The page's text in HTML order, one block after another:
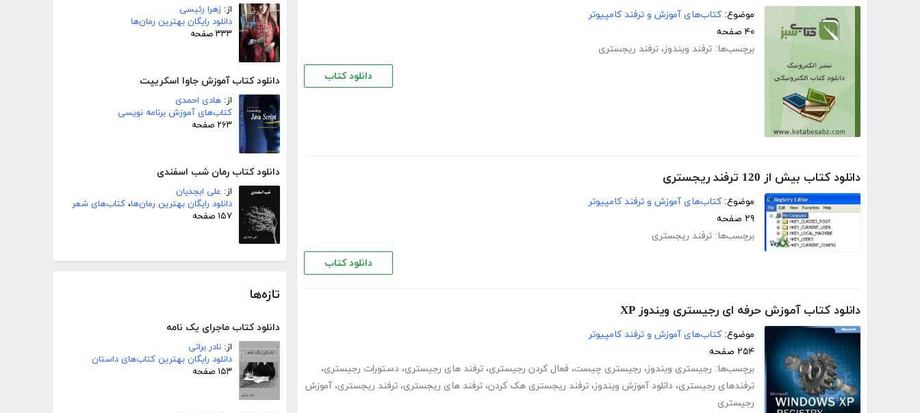
از: زهرا رئیسی
دانلود رایگان بهترین رمان‌ها
۳۳۳ صفحه
دانلود کتاب آموزش جاوا اسکریپت
از: هادی احمدی
کتاب‌های آموزش برنامه نویسی
۲۶۳ صفحه
دانلود کتاب رمان شب اسفندی
از: علی ابجدیان
دانلود رایگان بهترین رمان‌ها، کتاب‌های شعر
۱۵۷ صفحه
تازه‌ها
دانلود کتاب ماجرای یک نامه
از: نادر براتی
دانلود رایگان بهترین کتاب‌های داستان
۱۵۳ صفحه
موضوع: کتاب‌های آموزش و ترفند کامپیوتر
۴۰ صفحه
برچسب‌ها: ترفند ویندوز، ترفند ریجستری
دانلود کتاب
دانلود کتاب بیش از 120 ترفند ریجستری
موضوع: کتاب‌های آموزش و ترفند کامپیوتر
۲۹ صفحه
برچسب‌ها: ترفند ریجستری
دانلود کتاب
دانلود کتاب آموزش حرفه ای رجیستری ویندوز XP
موضوع: کتاب‌های آموزش و ترفند کامپیوتر
۲۵۴ صفحه
برچسب‌ها: رجیستری ویندوز، رجیستری چیست، فعال کردن رجیستری، ترفند های رجیستری، دستورات رجیستری،
ترفندهای رجیستری، دانلود آموزش ویندوز، ترفند ریجستری هک کردن، ترفند های ریجستری، ترفند ریجستری، آموزش
رجیستری